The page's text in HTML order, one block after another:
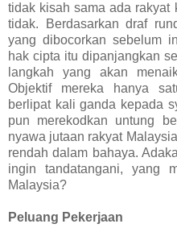
tidak kisah sama ada rakyat
tidak. Berdasarkan draf
yang dibocorkan sebelum
hak cipta itu dipanjangkan
langkah yang akan
Objektif mereka hanya
berlipat kali ganda kepada
pun merekodkan untung
nyawa jutaan rakyat
rendah dalam bahaya.
ingin tandatangani, yang
Malaysia?
Peluang Pekerjaan